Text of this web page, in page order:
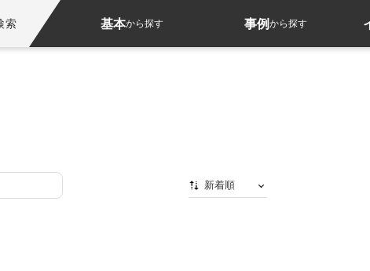
索 基本から探す 事例から探す
新着順